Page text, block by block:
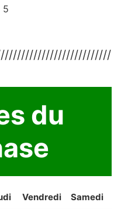
5
du
Vendredi Samedi